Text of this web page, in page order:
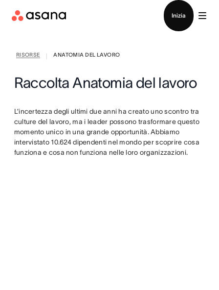
Inizia
RISORSE ANATOMIA DEL LAVORO
Raccolta Anatomia del lavoro
L’incertezza degli ultimi due anni ha creato uno scontro tra
culture del lavoro, ma i leader possono trasformare questo
momento unico in una grande opportunità. Abbiamo
intervistato 10.624 dipendenti nel mondo per scoprire cosa
funziona e cosa non funziona nelle loro organizzazioni.